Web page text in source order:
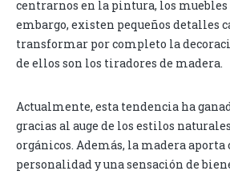
centrarnos en la pintura, los
embargo, existen pequeños detalles
transformar por completo la
de ellos son los tiradores de madera.
Actualmente, esta tendencia ha
gracias al auge de los estilos
orgánicos. Además, la madera aporta
personalidad y una sensación de